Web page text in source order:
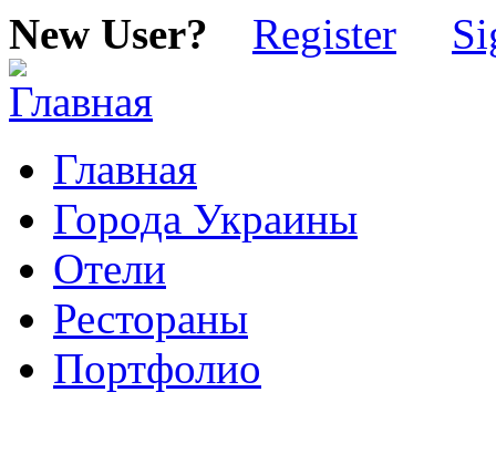
New User? Register
Главная
Города Украины
Отели
Рестораны
Портфолио